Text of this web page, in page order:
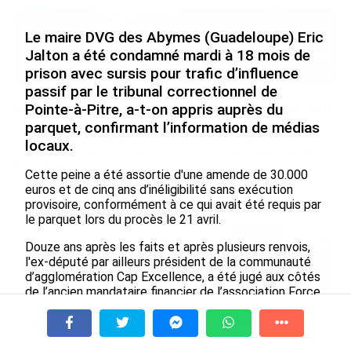
De Messi à Trump :
l’expérience internationale
du Martiniquais Benoît Etinof
au service du Karibea Sainte-
Luce en Martinique
le 07/08/2026
Avec VEENI, le Guadeloupéen
Yanis Foy entend participer
le 06/08/2026
Après 5 ans à la SARA aux Antilles,
Olivier Cotta prend la direction
générale de...
le 05/08/2026
En juin 2026, les prix à la
consommation diminuent à
À la une Tv Radio A Propos
Le maire DVG des Abymes (Guadeloupe) Eric
Jalton a été condamné mardi à 18 mois de
prison avec sursis pour trafic d’influence
passif par le tribunal correctionnel de
Pointe-à-Pitre, a-t-on appris auprès du
parquet, confirmant l’information de médias
locaux.
Cette peine a été assortie d'une amende de 30.000
euros et de cinq ans d’inéligibilité sans exécution
provisoire, conformément à ce qui avait été requis par
le parquet lors du procès le 21 avril.
Douze ans après les faits et après plusieurs renvois,
l'ex-député par ailleurs président de la communauté
d’agglomération Cap Excellence, a été jugé aux côtés
de l’ancien mandataire financier de l’association Force
de rassemblement abymien pour le progrès. Cette
association, présidée par M. Jalton, est considérée
localement comme le mouvement politique qu’il a